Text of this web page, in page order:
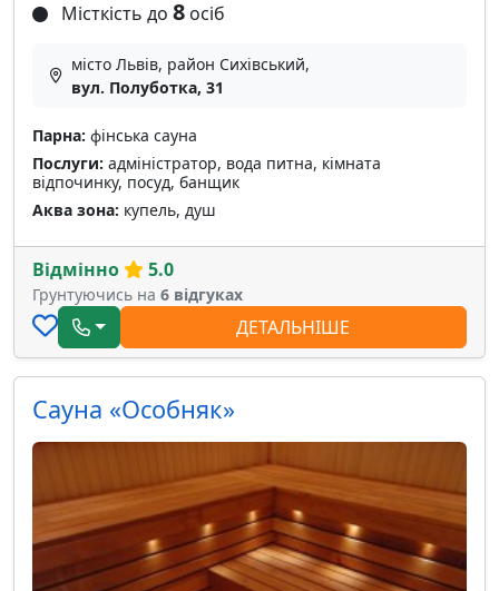
Місткість до 8 осіб
місто Львів, район Сихівський,
вул. Полуботка, 31
Парна: фінська сауна
Послуги: адміністратор, вода питна, кімната
відпочинку, посуд, банщик
Аква зона: купель, душ
Відмінно 5.0
Грунтуючись на 6 відгуках
ДЕТАЛЬНІШЕ
Сауна «Особняк»